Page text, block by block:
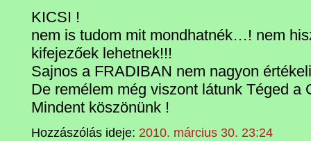
KICSI !
nem is tudom mit mondhatnék…! nem
kifejezőek lehetnek!!!
Sajnos a FRADIBAN nem nagyon
De remélem még viszont látunk Téged a
Mindent köszönünk !
Hozzászólás ideje: 2010. március 30. 23:24